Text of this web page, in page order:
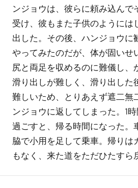
ンジョウは、彼らに頼み込んで
受け、彼もまた子供のようには
出した。その後、ハンジョウに
やってみたのだが、体が固いせ
尻と両足を収めるのに難儀し、
滑り出しが難しく、滑り出した
難しいため、とりあえず遮二無
ンジョウに返してしまった。1
過ごすと、帰る時間になった。
脇で小用を足して乗車。帰りは
もなく、来た道をただひたすら